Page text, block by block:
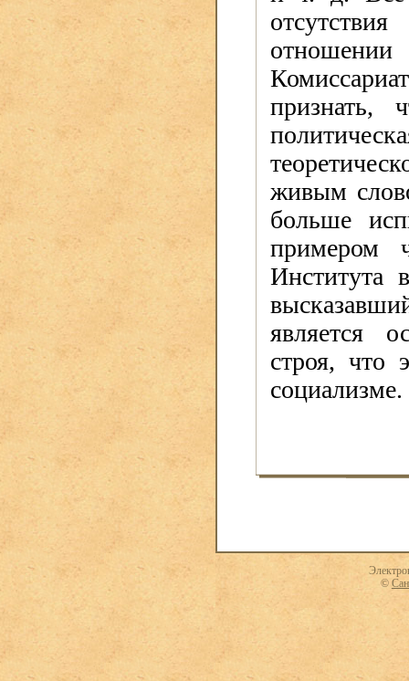
признать,
живым
больше
примером
Института
является
строя, что
социализме.
©